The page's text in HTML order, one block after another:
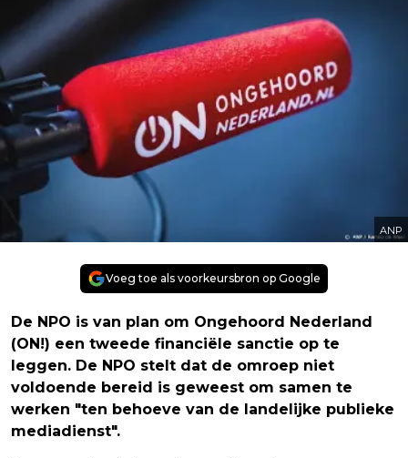
ANP
Voeg toe als voorkeursbron op Google
De NPO is van plan om Ongehoord Nederland
(ON!) een tweede financiële sanctie op te
leggen. De NPO stelt dat de omroep niet
voldoende bereid is geweest om samen te
werken "ten behoeve van de landelijke publieke
mediadienst".